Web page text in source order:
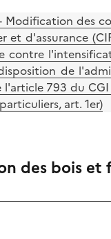
Modification des
et d'assurance
de
793 du
art. 1er)
des bois